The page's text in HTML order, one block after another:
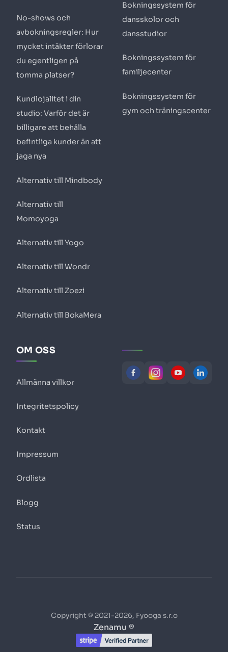
No-shows och
avbokningsregler: Hur
mycket intäkter förlorar
du egentligen på
tomma platser?
Kundlojalitet i din
studio: Varför det är
billigare att behålla
befintliga kunder än att
jaga nya
Alternativ till Mindbody
Alternativ till
Momoyoga
Alternativ till Yogo
Alternativ till Wondr
Alternativ till Zoezi
Alternativ till BokaMera
Bokningssystem för
dansskolor och
dansstudior
Bokningssystem för
familjecenter
Bokningssystem för
gym och träningscenter
OM OSS
Allmänna villkor
Integritetspolicy
Kontakt
Impressum
Ordlista
Blogg
Status
Copyright © 2021-2026, Fyooga s.r.o
Zenamu ®